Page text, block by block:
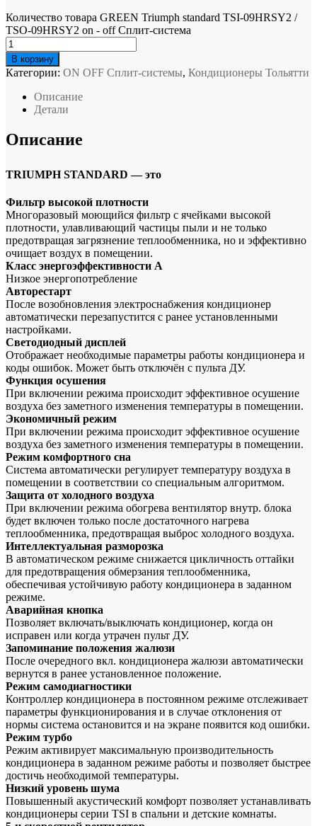
Количество товара GREEN Triumph standard TSI-09HRSY2 /
TSO-09HRSY2 on - off Сплит-система
В корзину
Категории: ON OFF Сплит-системы, Кондиционеры Тольятти
Описание
Детали
Описание
TRIUMPH STANDARD — это
Фильтр высокой плотности
Многоразовый моющийся фильтр с ячейками высокой
плотности, улавливающий частицы пыли и не только
предотвращая загрязнение теплообменника, но и эффективно
очищает воздух в помещении.
Класс энергоэффективности А
Низкое энергопотребление
Авторестарт
После возобновления электроснабжения кондиционер
автоматически перезапустится с ранее установленными
настройками.
Светодиодный дисплей
Отображает необходимые параметры работы кондиционера и
коды ошибок. Может быть отключён с пульта ДУ.
Функция осушения
При включении режима происходит эффективное осушение
воздуха без заметного изменения температуры в помещении.
Экономичный режим
При включении режима происходит эффективное осушение
воздуха без заметного изменения температуры в помещении.
Режим комфортного сна
Система автоматически регулирует температуру воздуха в
помещении в соответствии со специальным алгоритмом.
Защита от холодного воздуха
При включении режима обогрева вентилятор внутр. блока
будет включен только после достаточного нагрева
теплообменника, предотвращая выброс холодного воздуха.
Интеллектуальная разморозка
В автоматическом режиме снижается цикличность оттайки
для предотвращения обмерзания теплообменника,
обеспечивая устойчивую работу кондиционера в заданном
режиме.
Аварийная кнопка
Позволяет включать/выключать кондиционер, когда он
исправен или когда утрачен пульт ДУ.
Запоминание положения жалюзи
После очередного вкл. кондиционера жалюзи автоматически
вернутся в ранее установленное положение.
Режим самодиагностики
Контроллер кондиционера в постоянном режиме отслеживает
параметры функционирования и в случае отклонения от
нормы система остановится и на экране появится код ошибки.
Режим турбо
Режим активирует максимальную производительность
кондиционера в заданном режиме работы и позволяет быстрее
достичь необходимой температуры.
Низкий уровень шума
Повышенный акустический комфорт позволяет устанавливать
кондиционеры серии TSI в спальни и детские комнаты.